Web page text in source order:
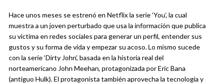
Hace unos meses se estrenó en Netflix la serie ‘You’, la cual
muestra a un joven perturbado que usa la información que publica
su victima en redes sociales para generar un perfil, entender sus
gustos y su forma de vida y empezar su acoso. Lo mismo sucede
con la serie ‘Dirty John’, basada en la historia real del
norteamericano John Meehan, protagonizada por Eric Bana
(antiguo Hulk). El protagonista también aprovecha la tecnología y